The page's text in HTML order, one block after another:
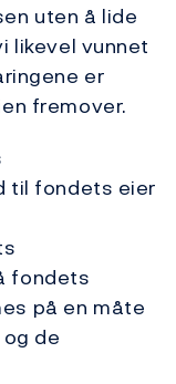
uten å lide
likevel vunnet
er
fremover.
til fondets eier
fondets
på en måte
de